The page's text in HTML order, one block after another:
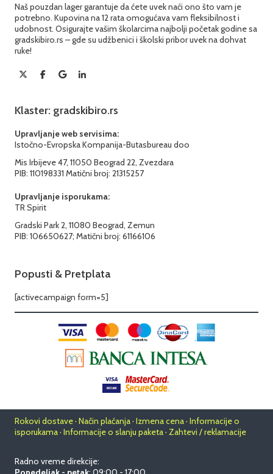
Naš pouzdan lager garantuje da ćete uvek naći ono što vam je
potrebno. Kupovina na 12 rata omogućava vam fleksibilnost i
udobnost. Osigurajte vašim školarcima najbolji početak godine sa
gradskibiro.rs – gde su udžbenici i školski pribor uvek na dohvat
ruke!
Klaster: gradskibiro.rs
Upravljanje web servisima:
Istočno-Evropska Kompanija-Butasbureau doo
Mis Irbijeve 47, 11050 Beograd 22, Zvezdara
PIB: 110198331 Matični broj: 21315257
Upravljanje isporukama:
TR Spirit
Gradski Park 2, 11080 Beograd, Zemun
PIB: 106650627; Matični broj: 61166106
Popusti & Pretplata
[activecampaign form=5]
Rokovi dostave · Način plaćanja · Izmena cena · Informacije o
isporukama · Informacije o slanju paketa · Zahtevi / reklamacije
Radno vreme direkcije: